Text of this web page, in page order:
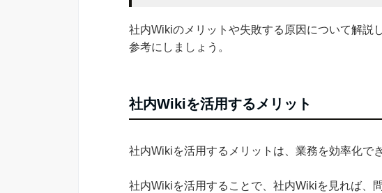
社内Wikiのメリットや失敗する原因について解説
参考にしましょう。
社内Wikiを活用するメリット
社内Wikiを活用するメリットは、業務を効率化で
社内Wikiを活用することで、社内Wikiを見れば、